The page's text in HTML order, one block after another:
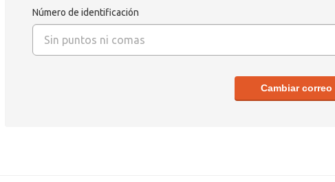
Número de identificación
Cambiar correo